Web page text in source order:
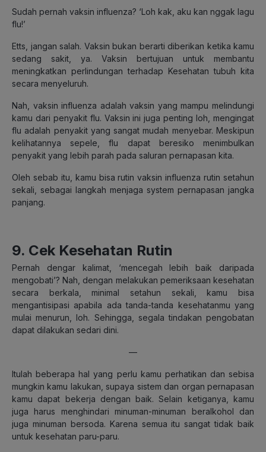
Sudah pernah vaksin influenza? ‘Loh kak, aku kan nggak lagu
flu!’
Etts, jangan salah. Vaksin bukan berarti diberikan ketika kamu
sedang sakit, ya. Vaksin bertujuan untuk membantu
meningkatkan perlindungan terhadap Kesehatan tubuh kita
secara menyeluruh.
Nah, vaksin influenza adalah vaksin yang mampu melindungi
kamu dari penyakit flu. Vaksin ini juga penting loh, mengingat
flu adalah penyakit yang sangat mudah menyebar. Meskipun
kelihatannya sepele, flu dapat beresiko menimbulkan
penyakit yang lebih parah pada saluran pernapasan kita.
Oleh sebab itu, kamu bisa rutin vaksin influenza rutin setahun
sekali, sebagai langkah menjaga system pernapasan jangka
panjang.
9. Cek Kesehatan Rutin
Pernah dengar kalimat, ‘mencegah lebih baik daripada
mengobati’? Nah, dengan melakukan pemeriksaan kesehatan
secara berkala, minimal setahun sekali, kamu bisa
mengantisipasi apabila ada tanda-tanda kesehatanmu yang
mulai menurun, loh. Sehingga, segala tindakan pengobatan
dapat dilakukan sedari dini.
—
Itulah beberapa hal yang perlu kamu perhatikan dan sebisa
mungkin kamu lakukan, supaya sistem dan organ pernapasan
kamu dapat bekerja dengan baik. Selain ketiganya, kamu
juga harus menghindari minuman-minuman beralkohol dan
juga minuman bersoda. Karena semua itu sangat tidak baik
untuk kesehatan paru-paru.